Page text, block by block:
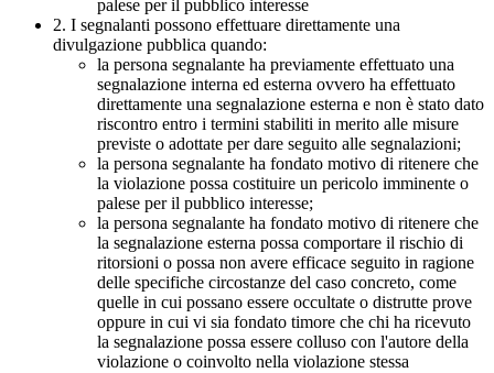
palese per il pubblico interesse
2. I segnalanti possono effettuare direttamente una
divulgazione pubblica quando:
la persona segnalante ha previamente effettuato una
segnalazione interna ed esterna ovvero ha effettuato
direttamente una segnalazione esterna e non è stato dato
riscontro entro i termini stabiliti in merito alle misure
previste o adottate per dare seguito alle segnalazioni;
la persona segnalante ha fondato motivo di ritenere che
la violazione possa costituire un pericolo imminente o
palese per il pubblico interesse;
la persona segnalante ha fondato motivo di ritenere che
la segnalazione esterna possa comportare il rischio di
ritorsioni o possa non avere efficace seguito in ragione
delle specifiche circostanze del caso concreto, come
quelle in cui possano essere occultate o distrutte prove
oppure in cui vi sia fondato timore che chi ha ricevuto
la segnalazione possa essere colluso con l'autore della
violazione o coinvolto nella violazione stessa